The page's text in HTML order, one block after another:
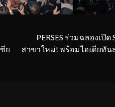
ย
PERSES ร่วมฉลองเปิด
สาขาใหม่! พร้อมไอเดียทัน